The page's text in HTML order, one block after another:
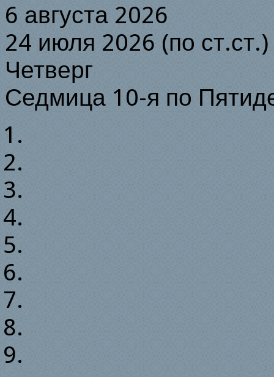
6 августа 2026
24 июля 2026 (по ст.ст.)
Четверг
Седмица 10-я по